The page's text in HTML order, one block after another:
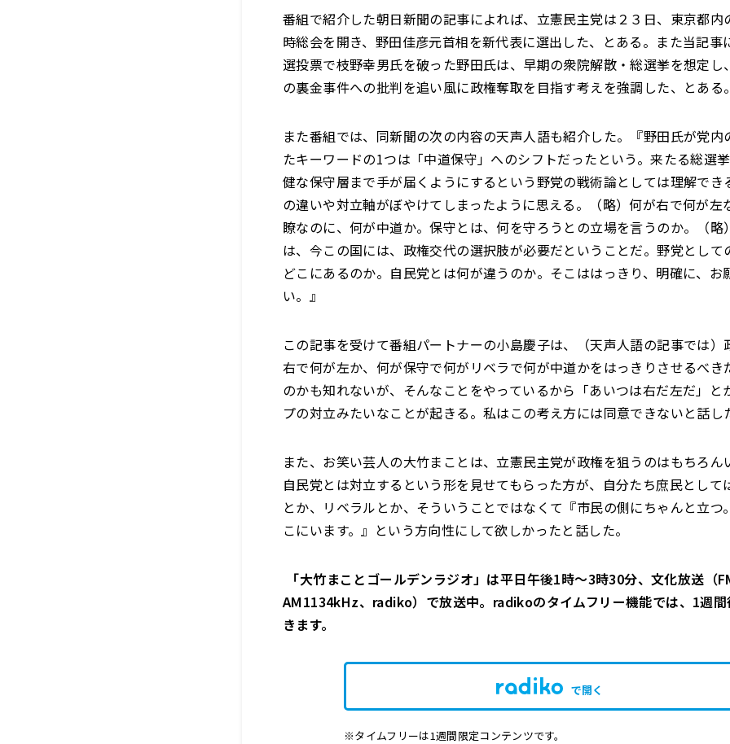
番組で紹介した朝日新聞の記事によれば、立憲民主党は２３日、東京都内
時総会を開き、野田佳彦元首相を新代表に選出した、とある。また当記事
選投票で枝野幸男氏を破った野田氏は、早期の衆院解散・総選挙を想定し
の裏金事件への批判を追い風に政権奪取を目指す考えを強調した、とある
また番組では、同新聞の次の内容の天声人語も紹介した。『野田氏が党内
たキーワードの1つは「中道保守」へのシフトだったという。来たる総選
健な保守層まで手が届くようにするという野党の戦術論としては理解でき
の違いや対立軸がぼやけてしまったように思える。（略）何が右で何が左
瞭なのに、何が中道か。保守とは、何を守ろうとの立場を言うのか。（略
は、今この国には、政権交代の選択肢が必要だということだ。野党として
どこにあるのか。自民党とは何が違うのか。そこははっきり、明確に、お
い。』
この記事を受けて番組パートナーの小島慶子は、（天声人語の記事では）
右で何が左か、何が保守で何がリベラで何が中道かをはっきりさせるべき
のかも知れないが、そんなことをやっているから「あいつは右だ左だ」と
プの対立みたいなことが起きる。私はこの考え方には同意できないと話し
また、お笑い芸人の大竹まことは、立憲民主党が政権を狙うのはもちろん
自民党とは対立するという形を見せてもらった方が、自分たち庶民として
とか、リベラルとか、そういうことではなくて『市民の側にちゃんと立つ
こにいます。』という方向性にして欲しかったと話した。
「大竹まことゴールデンラジオ」は平日午後1時～3時30分、文化放送（
AM1134kHz、radiko）で放送中。radikoのタイムフリー機能では、1週
きます。
で開く
※タイムフリーは1週間限定コンテンツです。